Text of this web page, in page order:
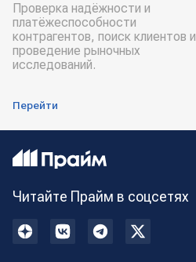
Проверка надёжности и
платёжеспособности
контрагентов, поиск клиентов и
проведение рыночных
исследований.
Перейти
Читайте Прайм в соцсетях